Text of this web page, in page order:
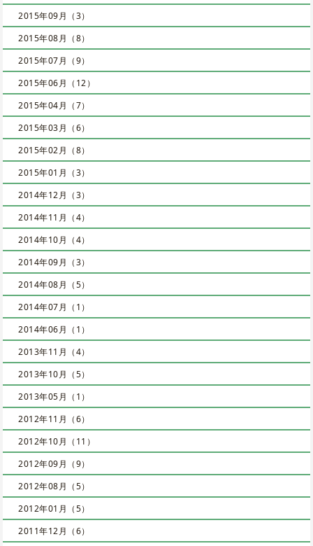
2015年09月（3）
2015年08月（8）
2015年07月（9）
2015年06月（12）
2015年04月（7）
2015年03月（6）
2015年02月（8）
2015年01月（3）
2014年12月（3）
2014年11月（4）
2014年10月（4）
2014年09月（3）
2014年08月（5）
2014年07月（1）
2014年06月（1）
2013年11月（4）
2013年10月（5）
2013年05月（1）
2012年11月（6）
2012年10月（11）
2012年09月（9）
2012年08月（5）
2012年01月（5）
2011年12月（6）